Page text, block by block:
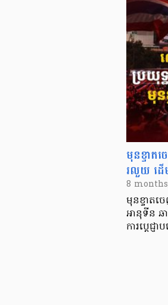
មុនខ្ទាត
រលួយ ដើ
8
មុនខ្ទាត
អានុទីន ឆ
ការប្តេជ្ញ